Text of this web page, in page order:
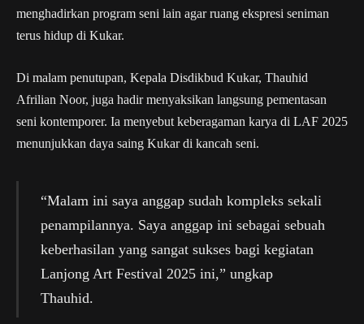
menghadirkan program seni lain agar ruang ekspresi seniman
terus hidup di Kukar.
Di malam penutupan, Kepala Disdikbud Kukar, Thauhid
Afrilian Noor, juga hadir menyaksikan langsung pementasan
seni kontemporer. Ia menyebut keberagaman karya di LAF 2025
menunjukkan daya saing Kukar di kancah seni.
“Malam ini saya anggap sudah kompleks sekali
penampilannya. Saya anggap ini sebagai sebuah
keberhasilan yang sangat sukses bagi kegiatan
Lanjong Art Festival 2025 ini,” ungkap
Thauhid.